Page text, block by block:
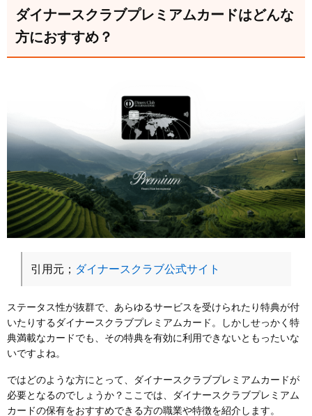
ダイナースクラブプレミアムカードはどんな
方におすすめ？
引用元； ダイナースクラブ公式サイト
ステータス性が抜群で、あらゆるサービスを受けられたり特典が付
いたりするダイナースクラブプレミアムカード。しかしせっかく特
典満載なカードでも、その特典を有効に利用できないともったいな
いですよね。
ではどのような方にとって、ダイナースクラブプレミアムカードが
必要となるのでしょうか？ここでは、ダイナースクラブプレミアム
カードの保有をおすすめできる方の職業や特徴を紹介します。